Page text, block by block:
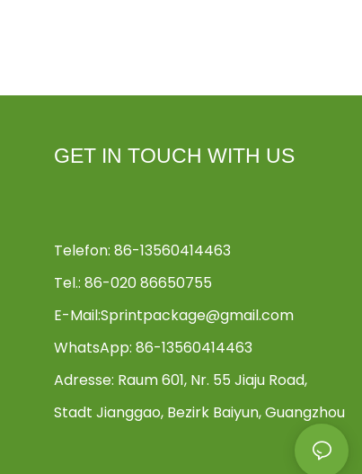
GET IN TOUCH WITH US
Telefon: 86-13560414463
Tel.: 86-020 86650755
E-Mail:Sprintpackage@gmail.com
WhatsApp: 86-13560414463
Adresse: Raum 601, Nr. 55 Jiaju Road,
Stadt Jianggao, Bezirk Baiyun, Guangzhou